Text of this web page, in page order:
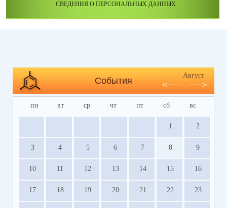
СВЕДЕНИЯ О ПЕРСОНАЛЬНЫХ ДАННЫХ
События
Август
пн вт ср чт пт сб вс
1 2
3 4 5 6 7 8 9
10 11 12 13 14 15 16
17 18 19 20 21 22 23